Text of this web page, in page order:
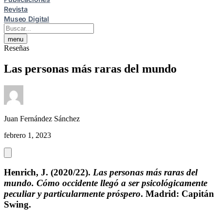
Revista
Museo Digital
menu
Reseñas
Las personas más raras del mundo
Juan Fernández Sánchez
febrero 1, 2023
Henrich, J. (2020/22). Las personas más raras del
mundo. Cómo occidente llegó a ser psicológicamente
peculiar y particularmente próspero. Madrid: Capitán
Swing.